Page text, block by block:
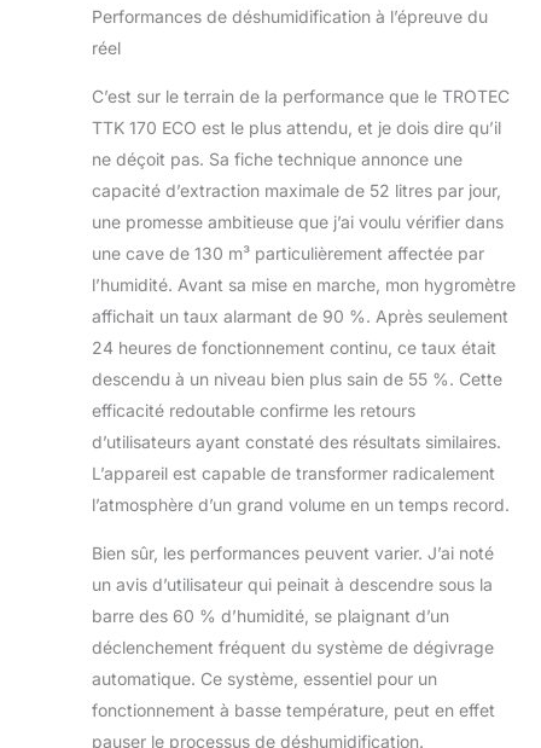
Performances de déshumidification à l’épreuve du
réel
C’est sur le terrain de la performance que le TROTEC
TTK 170 ECO est le plus attendu, et je dois dire qu’il
ne déçoit pas. Sa fiche technique annonce une
capacité d’extraction maximale de 52 litres par jour,
une promesse ambitieuse que j’ai voulu vérifier dans
une cave de 130 m³ particulièrement affectée par
l’humidité. Avant sa mise en marche, mon hygromètre
affichait un taux alarmant de 90 %. Après seulement
24 heures de fonctionnement continu, ce taux était
descendu à un niveau bien plus sain de 55 %. Cette
efficacité redoutable confirme les retours
d’utilisateurs ayant constaté des résultats similaires.
L’appareil est capable de transformer radicalement
l’atmosphère d’un grand volume en un temps record.
Bien sûr, les performances peuvent varier. J’ai noté
un avis d’utilisateur qui peinait à descendre sous la
barre des 60 % d’humidité, se plaignant d’un
déclenchement fréquent du système de dégivrage
automatique. Ce système, essentiel pour un
fonctionnement à basse température, peut en effet
pauser le processus de déshumidification.